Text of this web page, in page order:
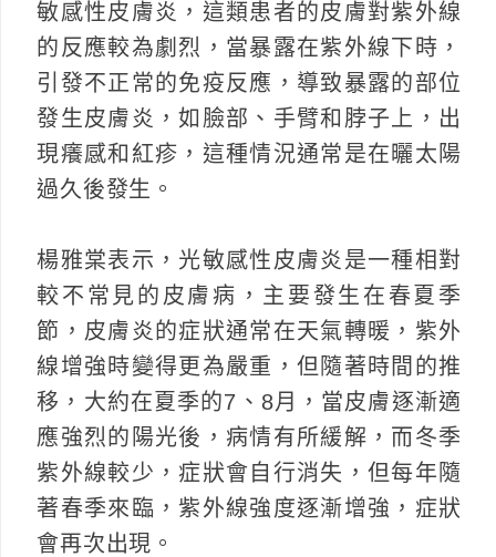
敏感性皮膚炎，這類患者的皮膚對紫外線
的反應較為劇烈，當暴露在紫外線下時，
引發不正常的免疫反應，導致暴露的部位
發生皮膚炎，如臉部、手臂和脖子上，出
現癢感和紅疹，這種情況通常是在曬太陽
過久後發生。
楊雅棠表示，光敏感性皮膚炎是一種相對
較不常見的皮膚病，主要發生在春夏季
節，皮膚炎的症狀通常在天氣轉暖，紫外
線增強時變得更為嚴重，但隨著時間的推
移，大約在夏季的7、8月，當皮膚逐漸適
應強烈的陽光後，病情有所緩解，而冬季
紫外線較少，症狀會自行消失，但每年隨
著春季來臨，紫外線強度逐漸增強，症狀
會再次出現。